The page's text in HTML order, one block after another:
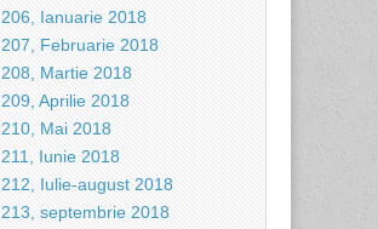
206, Ianuarie 2018
207, Februarie 2018
208, Martie 2018
209, Aprilie 2018
210, Mai 2018
211, Iunie 2018
212, Iulie-august 2018
213, septembrie 2018